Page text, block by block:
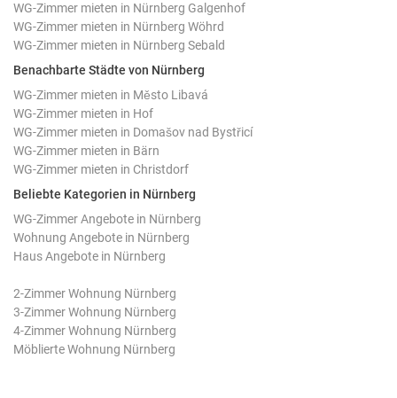
WG-Zimmer mieten in Nürnberg Galgenhof
WG-Zimmer mieten in Nürnberg Wöhrd
WG-Zimmer mieten in Nürnberg Sebald
Benachbarte Städte von Nürnberg
WG-Zimmer mieten in Město Libavá
WG-Zimmer mieten in Hof
WG-Zimmer mieten in Domašov nad Bystřicí
WG-Zimmer mieten in Bärn
WG-Zimmer mieten in Christdorf
Beliebte Kategorien in Nürnberg
WG-Zimmer Angebote in Nürnberg
Wohnung Angebote in Nürnberg
Haus Angebote in Nürnberg
2-Zimmer Wohnung Nürnberg
3-Zimmer Wohnung Nürnberg
4-Zimmer Wohnung Nürnberg
Möblierte Wohnung Nürnberg